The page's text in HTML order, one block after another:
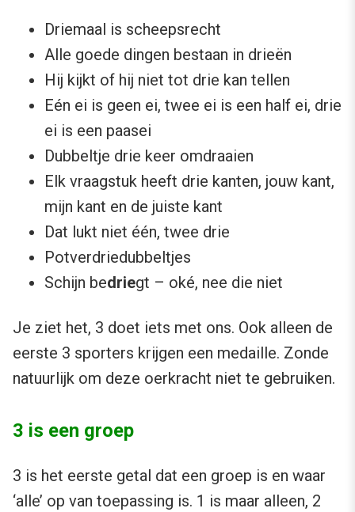
Driemaal is scheepsrecht
Alle goede dingen bestaan in drieën
Hij kijkt of hij niet tot drie kan tellen
Eén ei is geen ei, twee ei is een half ei, drie
ei is een paasei
Dubbeltje drie keer omdraaien
Elk vraagstuk heeft drie kanten, jouw kant,
mijn kant en de juiste kant
Dat lukt niet één, twee drie
Potverdriedubbeltjes
Schijn bedriegt – oké, nee die niet
Je ziet het, 3 doet iets met ons. Ook alleen de
eerste 3 sporters krijgen een medaille. Zonde
natuurlijk om deze oerkracht niet te gebruiken.
3 is een groep
3 is het eerste getal dat een groep is en waar
‘alle’ op van toepassing is. 1 is maar alleen, 2